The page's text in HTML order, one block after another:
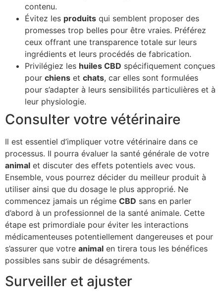
contenu.
Évitez les produits qui semblent proposer des
promesses trop belles pour être vraies. Préférez
ceux offrant une transparence totale sur leurs
ingrédients et leurs procédés de fabrication.
Privilégiez les huiles CBD spécifiquement conçues
pour chiens et chats, car elles sont formulées
pour s’adapter à leurs sensibilités particulières et à
leur physiologie.
Consulter votre vétérinaire
Il est essentiel d’impliquer votre vétérinaire dans ce
processus. Il pourra évaluer la santé générale de votre
animal et discuter des effets potentiels avec vous.
Ensemble, vous pourrez décider du meilleur produit à
utiliser ainsi que du dosage le plus approprié. Ne
commencez jamais un régime CBD sans en parler
d’abord à un professionnel de la santé animale. Cette
étape est primordiale pour éviter les interactions
médicamenteuses potentiellement dangereuses et pour
s’assurer que votre animal en tirera tous les bénéfices
possibles sans subir de désagréments.
Surveiller et ajuster